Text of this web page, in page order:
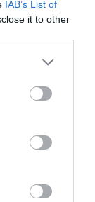
IAB’s List of
it to other